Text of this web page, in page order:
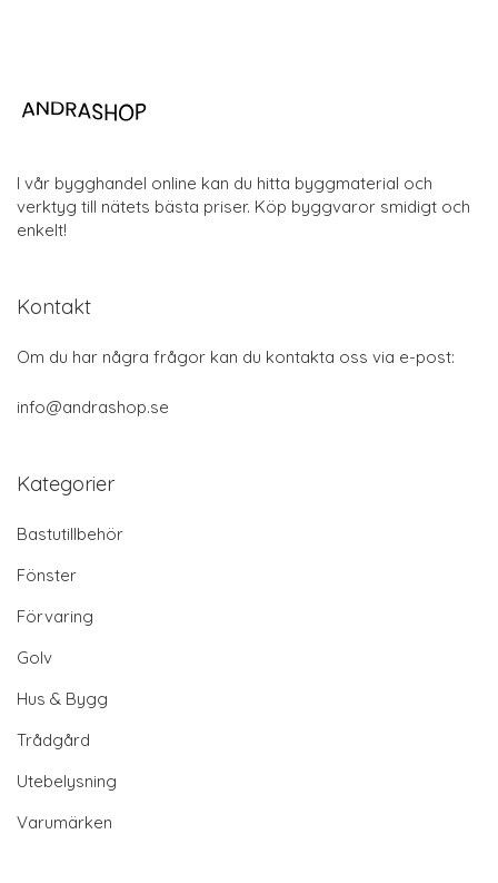
I vår bygghandel online kan du hitta byggmaterial och
verktyg till nätets bästa priser. Köp byggvaror smidigt och
enkelt!
Kontakt
Om du har några frågor kan du kontakta oss via e-post:
info@andrashop.se
Kategorier
Bastutillbehör
Fönster
Förvaring
Golv
Hus & Bygg
Trådgård
Utebelysning
Varumärken